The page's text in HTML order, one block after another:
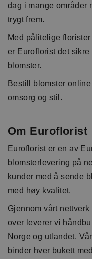
dag i mange områder
trygt frem.
Med pålitelige
er Euroflorist det sikre
blomster.
Bestill blomster
omsorg og stil.
Om Euroflorist
Euroflorist er en av
blomsterlevering på
kunder med å sende
med høy kvalitet.
Gjennom vårt
over leverer vi
Norge og utlandet.
binder hver bukett